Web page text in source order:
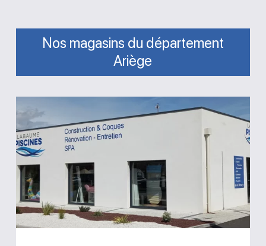
Nos magasins du département
Ariège
Magasin
Saint-
Jean-
du-
Falga